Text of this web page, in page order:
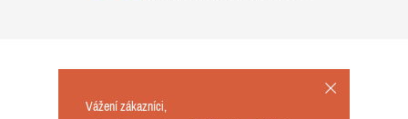
Vážení zákazníci,